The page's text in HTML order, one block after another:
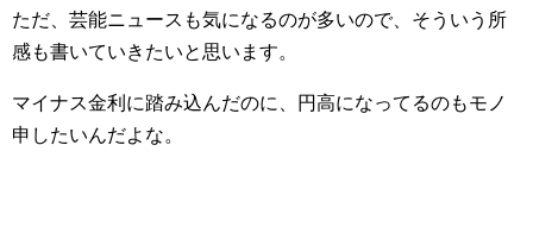
ただ、芸能ニュースも気になるのが多いので、そういう所
感も書いていきたいと思います。
マイナス金利に踏み込んだのに、円高になってるのもモノ
申したいんだよな。